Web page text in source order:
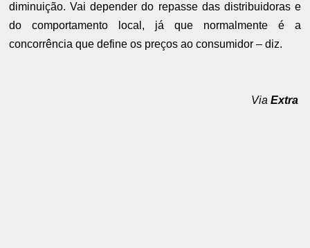
diminuição. Vai depender do repasse das distribuidoras e
do comportamento local, já que normalmente é a
concorrência que define os preços ao consumidor – diz.
Via Extra